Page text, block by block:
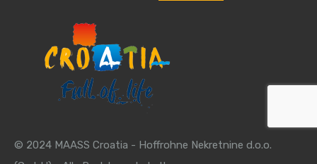
© 2024 MAASS Croatia - Hoffrohne Nekretnine d.o.o.